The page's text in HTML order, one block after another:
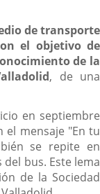
de transporte
el objetivo de
de la
, de una
en septiembre
el mensaje "En tu
se repite en
bus. Este lema
de la Sociedad